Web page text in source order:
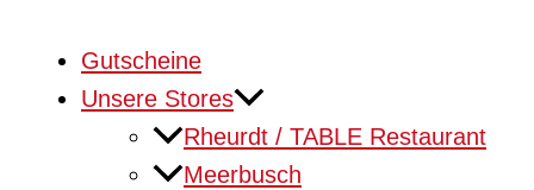
Gutscheine
Unsere Stores
Rheurdt / TABLE Restaurant
Meerbusch